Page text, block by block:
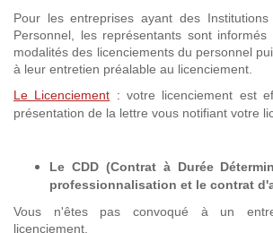
Pour les entreprises ayant des Institutions
Personnel, les représentants sont
modalités des licenciements du personnel
à leur entretien préalable au licenciement.
Le Licenciement : votre licenciement est
présentation de la lettre vous notifiant votre
Le CDD (Contrat à Durée
professionnalisation et le contrat
Vous n'êtes pas convoqué à un
licenciement.